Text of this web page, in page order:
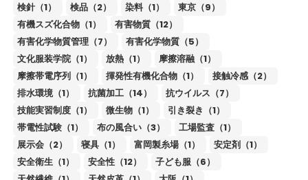
検針（1）
検品（2） 染料（1）
東京（9）
有機スズ化合物（1）
有害物質（12）
有害化学物質管理（7）
有害化学物質（5）
文化服装学院（1）
放熱（1）
摩擦溶融（1）
摩擦帯電序列（1）
揮発性有機化合物（1）
接触冷感（2）
排水環境（1）
抗菌加工（14）
抗ウイルス（7）
技能実習制度（1）
微生物（1）
引き裂き（1）
帯電性試験（1）
布の風合い（3）
工場監査（1）
展示会（2）
寝具（1） 富岡製糸場（1）
安定剤（1）
安全衛生（1）
安全性（12）
子ども服（6）